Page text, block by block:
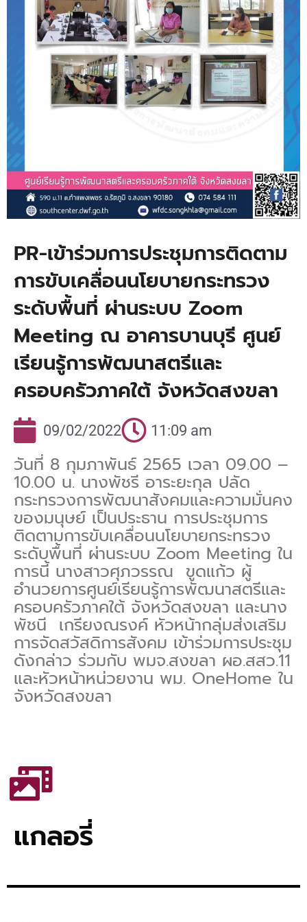
PR-เข้าร่วมการประชุมการติดตาม
การขับเคลื่อนนโยบายกระทรวง
ระดับพื้นที่ ผ่านระบบ Zoom
Meeting ณ อาคารบานบุรี ศูนย์
เรียนรู้การพัฒนาสตรีและ
ครอบครัวภาคใต้ จังหวัดสงขลา
09/02/2022 11:09 am
วันที่ 8 กุมภาพันธ์ 2565 เวลา 09.00 –
10.00 น. นางพัชรี อาระยะกุล ปลัด
กระทรวงการพัฒนาสังคมและความมั่นคง
ของมนุษย์ เป็นประธาน การประชุมการ
ติดตามการขับเคลื่อนนโยบายกระทรวง
ระดับพื้นที่ ผ่านระบบ Zoom Meeting ใน
การนี้ นางสาวศุภวรรณ ขูดแก้ว ผู้
อำนวยการศูนย์เรียนรู้การพัฒนาสตรีและ
ครอบครัวภาคใต้ จังหวัดสงขลา และนาง
พัชนี เกรียงณรงค์ หัวหน้ากลุ่มส่งเสริม
การจัดสวัสดิการสังคม เข้าร่วมการประชุม
ดังกล่าว ร่วมกับ พมจ.สงขลา ผอ.สสว.11
และหัวหน้าหน่วยงาน พม. OneHome ใน
จังหวัดสงขลา
แกลอรี่